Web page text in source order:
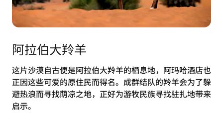
阿拉伯大羚羊
这片沙漠自古便是阿拉伯大羚羊的栖息地，阿玛哈酒店也
正因这些可爱的原住民而得名。成群结队的羚羊会为了躲
避热浪而寻找荫凉之地，正好为游牧民族寻找驻扎地带来
启示。